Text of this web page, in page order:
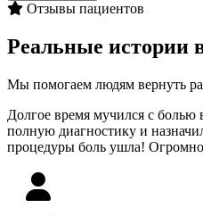
Отзывы пациентов
Реальные истории
Мы помогаем людям вернуть
Долгое время мучился с болью
полную диагностику и
процедуры боль ушла!